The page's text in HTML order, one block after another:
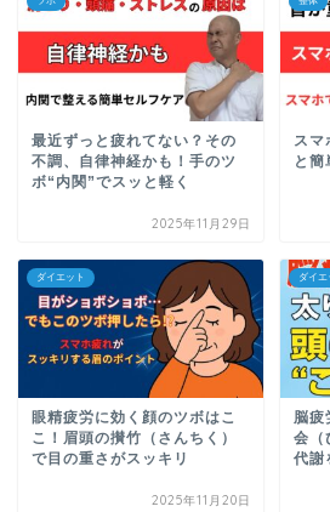
最近ずっと疲れてない？その
不調、自律神経かも！手のツ
ボ“内関”でスッと軽く
2025年11月29日
スマ
と簡
ダイエット
眼精疲労に効く顔のツボはこ
こ！眉頭の攅竹（さんちく）
で目の重さがスッキリ
2025年11月20日
ダイエ
脳疲
会（
代謝